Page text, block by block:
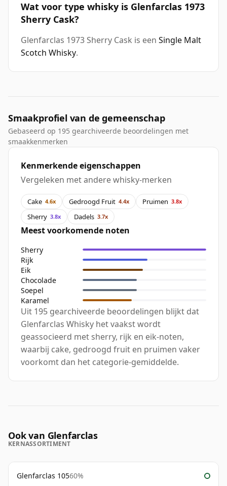
Wat voor type whisky is Glenfarclas 1973
Sherry Cask?
Glenfarclas 1973 Sherry Cask is een Single Malt
Scotch Whisky.
Smaakprofiel van de gemeenschap
Gebaseerd op 195 gearchiveerde beoordelingen met
smaakkenmerken
Kenmerkende eigenschappen
Vergeleken met andere whisky-merken
Cake 4.6x Gedroogd Fruit 4.4x Pruimen 3.8x
Sherry 3.8x Dadels 3.7x
Meest voorkomende noten
Sherry
Rijk
Eik
Chocolade
Soepel
Karamel
Uit 195 gearchiveerde beoordelingen blijkt dat
Glenfarclas Whisky het vaakst wordt
geassocieerd met sherry, rijk en eik-noten,
waarbij cake, gedroogd fruit en pruimen vaker
voorkomt dan het categorie-gemiddelde.
Ook van Glenfarclas
KERNASSORTIMENT
Glenfarclas 10560%